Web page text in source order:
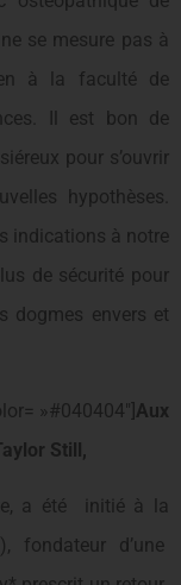
se mesure pas à
à la faculté de
Il est bon de
pour s’ouvrir
hypothèses.
indications à notre
de sécurité pour
dogmes envers et
»#040404″] Aux
Still,
a été initié à la
fondateur d’une